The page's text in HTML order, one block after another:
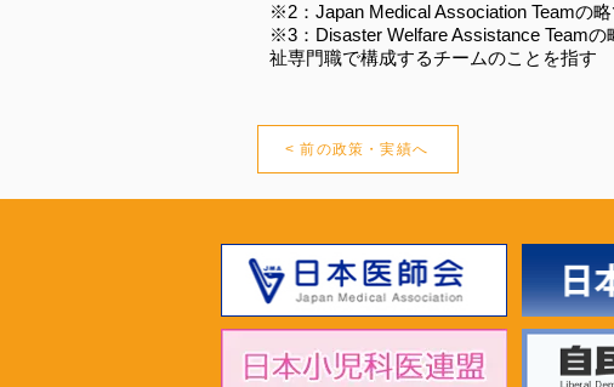
※2：Japan Medical Association Teamの
※3：Disaster Welfare Assistance Team
祉専門職で構成するチームのことを指す
< 前の政策・実績へ